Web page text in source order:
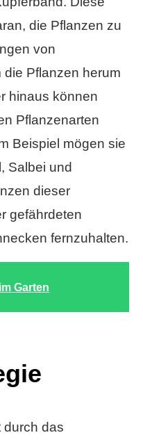
die Pflanzen zu
von
Pflanzen herum
hinaus können
Pflanzenarten
Beispiel mögen sie
Salbei und
dieser
gefährdeten
fernzuhalten.
Garten
durch das